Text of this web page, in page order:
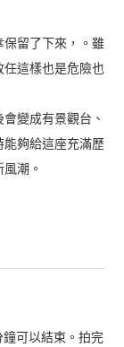
留了下來，。雖
這樣也是危險也
會變成有景觀台、
夠給這座充滿歷
潮。
可以結束。拍完